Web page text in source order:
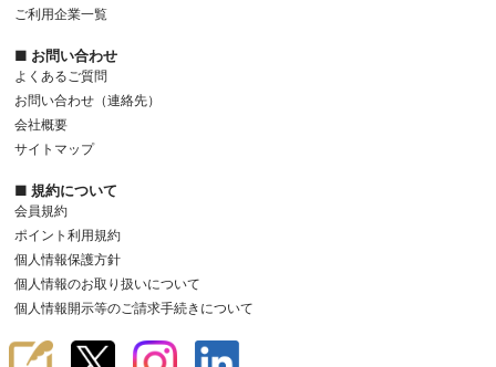
ご利用企業一覧
■ お問い合わせ
よくあるご質問
お問い合わせ（連絡先）
会社概要
サイトマップ
■ 規約について
会員規約
ポイント利用規約
個人情報保護方針
個人情報のお取り扱いについて
個人情報開示等のご請求手続きについて